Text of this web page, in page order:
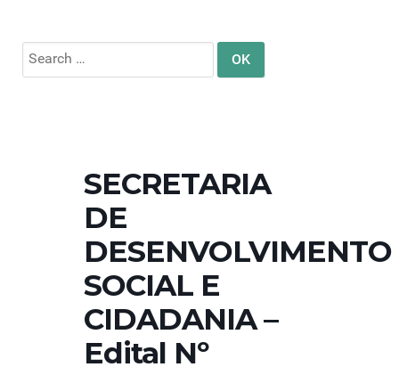
Search
for:
SECRETARIA
DE
DESENVOLVIMENTO
SOCIAL E
CIDADANIA –
Edital Nº